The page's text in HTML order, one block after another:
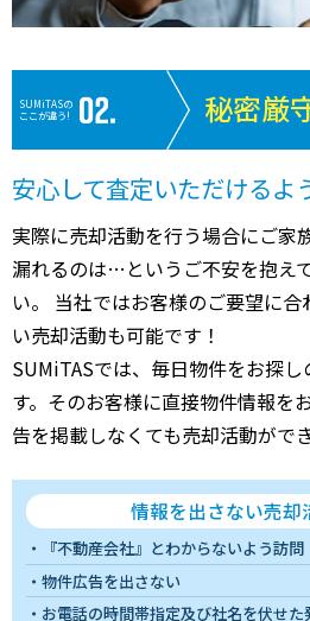
SUMiTASの
ここが違う!
秘密厳
安心して査定いただけるよ
実際に売却活動を行う場合にご家
漏れるのは…というご不安を抱え
い。 当社ではお客様のご要望に
い売却活動も可能です！
SUMiTASでは、毎日物件をお探
す。そのお客様に直接物件情報を
告を掲載しなくても売却活動がで
情報を出さない売却
『不動産会社』とわからないよう訪問
物件広告を出さない
お電話の時間帯指定及び社名を伏せた